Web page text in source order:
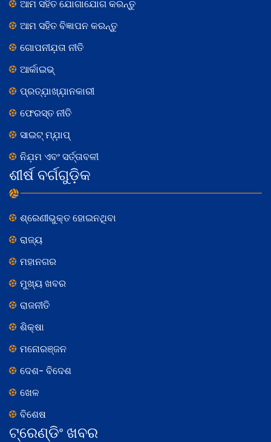
ଆମ ସହିତ ଯୋଗାଯୋଗ କରନ୍ତୁ
ଆମ ସହିତ ବିଜ୍ଞାପନ କରନ୍ତୁ
ଗୋପନୀଯ଼ତା ନୀତି
ଆର୍କାଇଭ୍
ପ୍ରତ୍ଯ଼ାଖ୍ଯ଼ାନକାରୀ
ଫେରସ୍ତ ନୀତି
ସାଇଟ୍ ମ୍ଯ଼ାପ୍
ନିଯ଼ମ ଏବଂ ସର୍ତ୍ତାବଳୀ
ଶୀର୍ଷ ବର୍ଗଗୁଡ଼ିକ
ଶ୍ରେଣୀଭୁକ୍ତ ହୋଇନଥିବା
ରାଜ୍ୟ
ମହାନଗର
ମୁଖ୍ୟ ଖବର
ରାଜନୀତି
ଶିକ୍ଷା
ମନୋରଞ୍ଜନ
ଦେଶ- ବିଦେଶ
ଖେଳ
ବିଶେଷ
ଟ୍ରେଣ୍ଡିଂ ଖବର